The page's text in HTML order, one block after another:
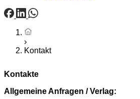
Startseite
Kontakt
Kontakte
Allgemeine Anfragen / Verlag: